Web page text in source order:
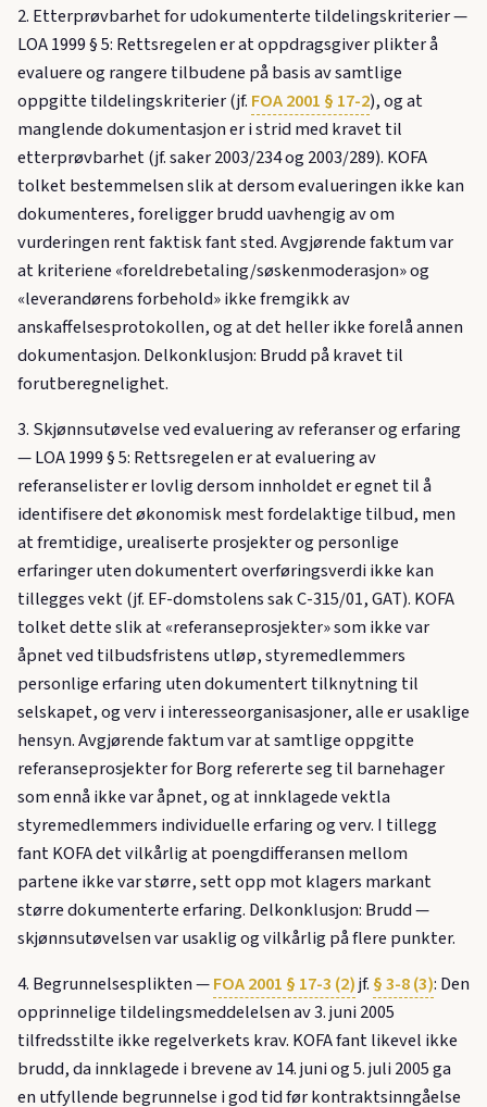
2. Etterprøvbarhet for udokumenterte tildelingskriterier —
LOA 1999 § 5: Rettsregelen er at oppdragsgiver plikter å
evaluere og rangere tilbudene på basis av samtlige
oppgitte tildelingskriterier (jf. FOA 2001 § 17-2), og at
manglende dokumentasjon er i strid med kravet til
etterprøvbarhet (jf. saker 2003/234 og 2003/289). KOFA
tolket bestemmelsen slik at dersom evalueringen ikke kan
dokumenteres, foreligger brudd uavhengig av om
vurderingen rent faktisk fant sted. Avgjørende faktum var
at kriteriene «foreldrebetaling/søskenmoderasjon» og
«leverandørens forbehold» ikke fremgikk av
anskaffelsesprotokollen, og at det heller ikke forelå annen
dokumentasjon. Delkonklusjon: Brudd på kravet til
forutberegnelighet.
3. Skjønnsutøvelse ved evaluering av referanser og erfaring
— LOA 1999 § 5: Rettsregelen er at evaluering av
referanselister er lovlig dersom innholdet er egnet til å
identifisere det økonomisk mest fordelaktige tilbud, men
at fremtidige, urealiserte prosjekter og personlige
erfaringer uten dokumentert overføringsverdi ikke kan
tillegges vekt (jf. EF-domstolens sak C-315/01, GAT). KOFA
tolket dette slik at «referanseprosjekter» som ikke var
åpnet ved tilbudsfristens utløp, styremedlemmers
personlige erfaring uten dokumentert tilknytning til
selskapet, og verv i interesseorganisasjoner, alle er usaklige
hensyn. Avgjørende faktum var at samtlige oppgitte
referanseprosjekter for Borg refererte seg til barnehager
som ennå ikke var åpnet, og at innklagede vektla
styremedlemmers individuelle erfaring og verv. I tillegg
fant KOFA det vilkårlig at poengdifferansen mellom
partene ikke var større, sett opp mot klagers markant
større dokumenterte erfaring. Delkonklusjon: Brudd —
skjønnsutøvelsen var usaklig og vilkårlig på flere punkter.
4. Begrunnelsesplikten —FOA 2001 § 17-3 (2)jf. § 3-8 (3): Den
opprinnelige tildelingsmeddelelsen av 3. juni 2005
tilfredsstilte ikke regelverkets krav. KOFA fant likevel ikke
brudd, da innklagede i brevene av 14. juni og 5. juli 2005 ga
en utfyllende begrunnelse i god tid før kontraktsinngåelse